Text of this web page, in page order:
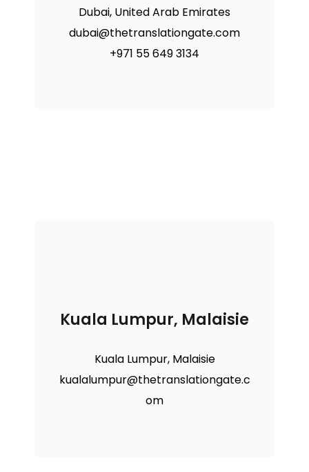
Dubai, United Arab Emirates
dubai@thetranslationgate.com
+971 55 649 3134
Kuala Lumpur, Malaisie
Kuala Lumpur, Malaisie
kualalumpur@thetranslationgate.c
om